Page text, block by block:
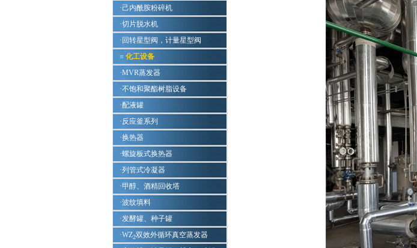
·己内酰胺粉碎机
·切片脱水机
·回转星型阀，计量星型阀
≡ 化工设备
·MVR蒸发器
·不饱和聚酯树脂设备
·配液罐
·反应釜系列
·换热器
·螺旋板式换热器
·列管式冷凝器
·甲醇、酒精回收塔
·波纹填料
·发酵罐、种子罐
·WZ2双效外循环真空蒸发器